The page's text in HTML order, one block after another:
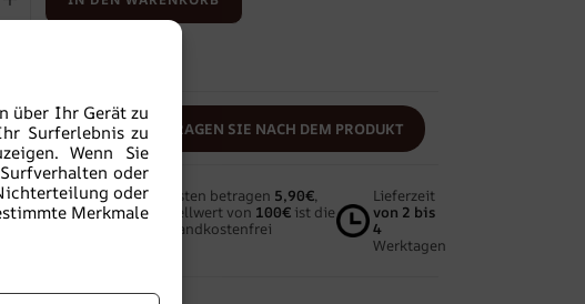
über Ihr Gerät zu
Surferlebnis zu
Wenn Sie
oder
oder
Merkmale
hinzufügen
BESTELLEN FRAGEN SIE NACH DEM PRODUKT
Die Versandkosten betragen 5,90€,
ab einem Bestellwert von 100€ ist die
Lieferung versandkostenfrei
Lieferzeit
von 2 bis
4
Werktagen